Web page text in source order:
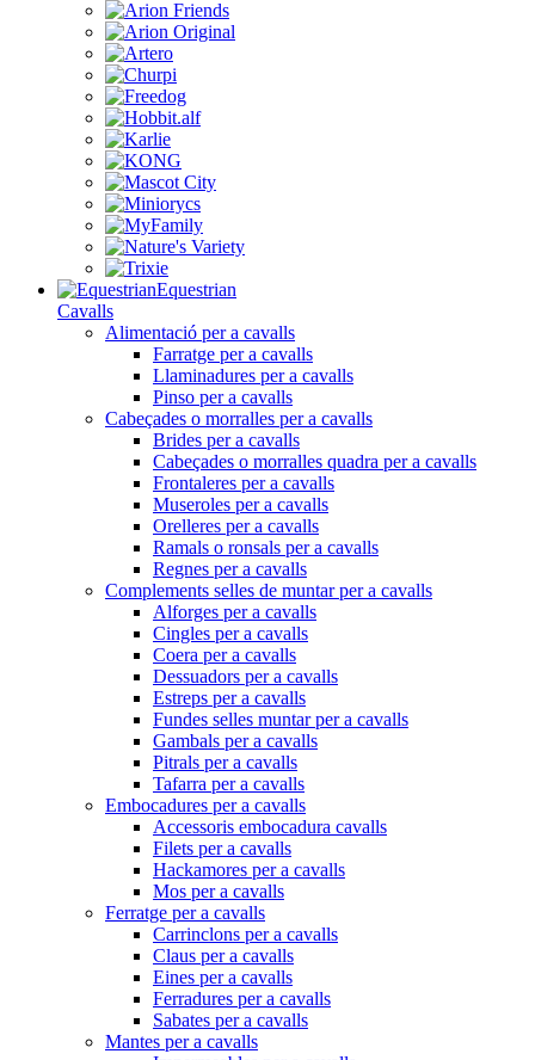
Equestrian
Cavalls
Alimentació per a cavalls
Farratge per a cavalls
Llaminadures per a cavalls
Pinso per a cavalls
Cabeçades o morralles per a cavalls
Brides per a cavalls
Cabeçades o morralles quadra per a cavalls
Frontaleres per a cavalls
Museroles per a cavalls
Orelleres per a cavalls
Ramals o ronsals per a cavalls
Regnes per a cavalls
Complements selles de muntar per a cavalls
Alforges per a cavalls
Cingles per a cavalls
Coera per a cavalls
Dessuadors per a cavalls
Estreps per a cavalls
Fundes selles muntar per a cavalls
Gambals per a cavalls
Pitrals per a cavalls
Tafarra per a cavalls
Embocadures per a cavalls
Accessoris embocadura cavalls
Filets per a cavalls
Hackamores per a cavalls
Mos per a cavalls
Ferratge per a cavalls
Carrinclons per a cavalls
Claus per a cavalls
Eines per a cavalls
Ferradures per a cavalls
Sabates per a cavalls
Mantes per a cavalls